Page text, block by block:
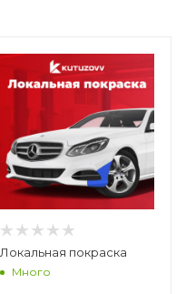
Локальная покраска
Много